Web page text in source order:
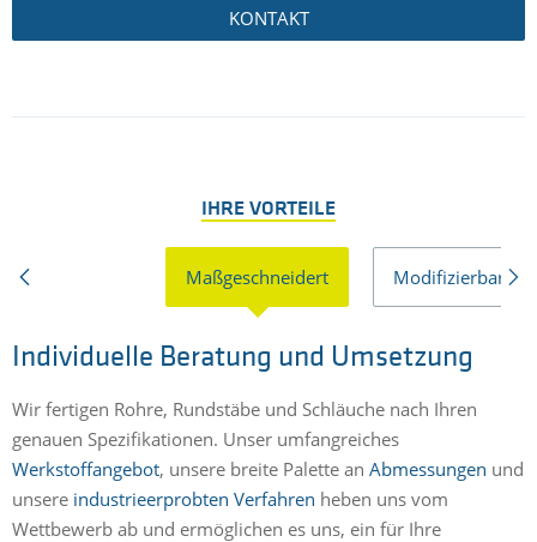
KONTAKT
IHRE VORTEILE
Maßgeschneidert Modifizierbar
Individuelle Beratung und Umsetzung
Wir fertigen Rohre, Rundstäbe und Schläuche nach Ihren
genauen Spezifikationen. Unser umfangreiches
Werkstoffangebot, unsere breite Palette an Abmessungen und
unsere industrieerprobten Verfahren heben uns vom
Wettbewerb ab und ermöglichen es uns, ein für Ihre